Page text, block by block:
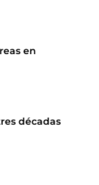
en
décadas